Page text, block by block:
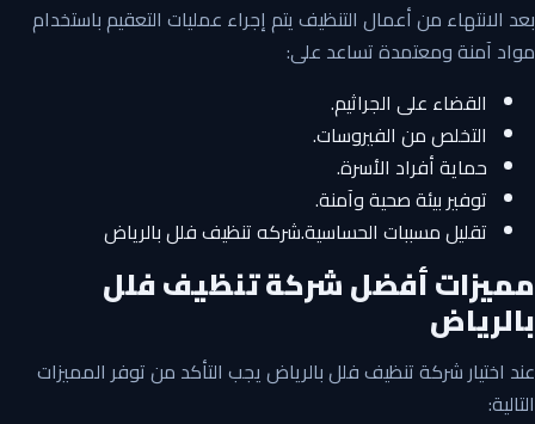
بعد الانتهاء من أعمال التنظيف يتم إجراء عمليات التعقيم باستخدام
مواد آمنة ومعتمدة تساعد على:
القضاء على الجراثيم.
التخلص من الفيروسات.
حماية أفراد الأسرة.
توفير بيئة صحية وآمنة.
تقليل مسببات الحساسية.شركه تنظيف فلل بالرياض
مميزات أفضل شركة تنظيف فلل
بالرياض
عند اختيار شركة تنظيف فلل بالرياض يجب التأكد من توفر المميزات
التالية: